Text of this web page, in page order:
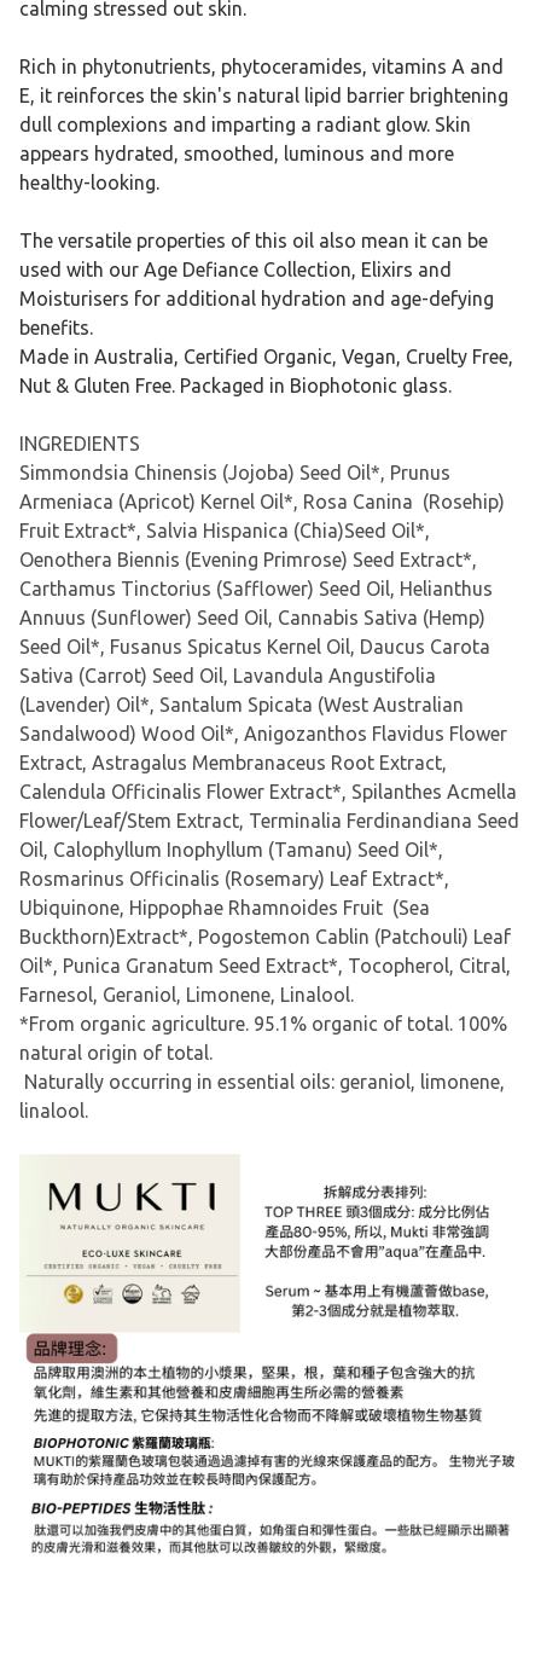
calming stressed out skin.
Rich in phytonutrients, phytoceramides, vitamins A and
E, it reinforces the skin's natural lipid barrier brightening
dull complexions and imparting a radiant glow. Skin
appears hydrated, smoothed, luminous and more
healthy-looking.
The versatile properties of this oil also mean it can be
used with our Age Defiance Collection, Elixirs and
Moisturisers for additional hydration and age-defying
benefits.
Made in Australia, Certified Organic, Vegan, Cruelty Free,
Nut & Gluten Free. Packaged in Biophotonic glass.
INGREDIENTS
Simmondsia Chinensis (Jojoba) Seed Oil*, Prunus
Armeniaca (Apricot) Kernel Oil*, Rosa Canina (Rosehip)
Fruit Extract*, Salvia Hispanica (Chia)Seed Oil*,
Oenothera Biennis (Evening Primrose) Seed Extract*,
Carthamus Tinctorius (Safflower) Seed Oil, Helianthus
Annuus (Sunflower) Seed Oil, Cannabis Sativa (Hemp)
Seed Oil*, Fusanus Spicatus Kernel Oil, Daucus Carota
Sativa (Carrot) Seed Oil, Lavandula Angustifolia
(Lavender) Oil*, Santalum Spicata (West Australian
Sandalwood) Wood Oil*, Anigozanthos Flavidus Flower
Extract, Astragalus Membranaceus Root Extract,
Calendula Officinalis Flower Extract*, Spilanthes Acmella
Flower/Leaf/Stem Extract, Terminalia Ferdinandiana Seed
Oil, Calophyllum Inophyllum (Tamanu) Seed Oil*,
Rosmarinus Officinalis (Rosemary) Leaf Extract*,
Ubiquinone, Hippophae Rhamnoides Fruit (Sea
Buckthorn)Extract*, Pogostemon Cablin (Patchouli) Leaf
Oil*, Punica Granatum Seed Extract*, Tocopherol, Citral,
Farnesol, Geraniol, Limonene, Linalool.
*From organic agriculture. 95.1% organic of total. 100%
natural origin of total.
Naturally occurring in essential oils: geraniol, limonene,
linalool.